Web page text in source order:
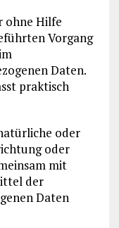
ohne Hilfe
Vorgang
Daten.
praktisch
oder
oder
mit
der
Daten